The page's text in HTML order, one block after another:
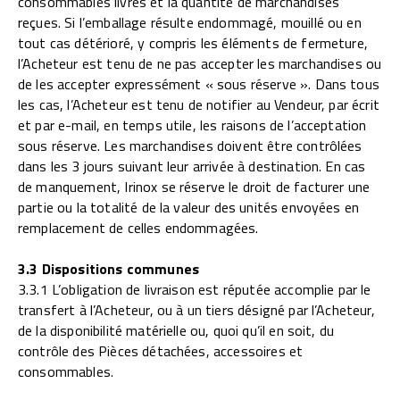
reçues. Si l’emballage résulte endommagé, mouillé ou en
tout cas détérioré, y compris les éléments de fermeture,
l’Acheteur est tenu de ne pas accepter les marchandises ou
de les accepter expressément « sous réserve ». Dans tous
les cas, l’Acheteur est tenu de notifier au Vendeur, par écrit
et par e-mail, en temps utile, les raisons de l’acceptation
sous réserve. Les marchandises doivent être contrôlées
dans les 3 jours suivant leur arrivée à destination. En cas
de manquement, Irinox se réserve le droit de facturer une
partie ou la totalité de la valeur des unités envoyées en
remplacement de celles endommagées.
3.3 Dispositions communes
3.3.1 L’obligation de livraison est réputée accomplie par le
transfert à l’Acheteur, ou à un tiers désigné par l’Acheteur,
de la disponibilité matérielle ou, quoi qu’il en soit, du
contrôle des Pièces détachées, accessoires et
consommables.